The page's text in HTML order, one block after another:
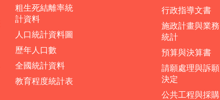
粗生死結離率統
計資料
人口統計資料圖
歷年人口數
全國統計資料
教育程度統計表
行政指導文書
施政計畫與業務
統計
預算與決算書
請願處理與訴願
決定
公共工程與採購